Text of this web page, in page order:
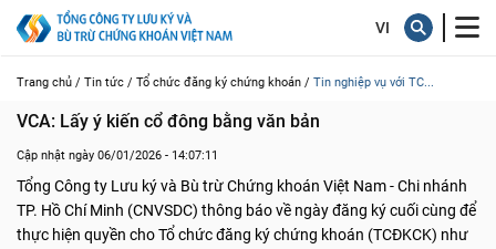
Trang chủ / Tin tức / Tổ chức đăng ký chứng khoán / Tin nghiệp vụ với TC...
VCA: Lấy ý kiến cổ đông bằng văn bản
Cập nhật ngày 06/01/2026 - 14:07:11
Tổng Công ty Lưu ký và Bù trừ Chứng khoán Việt Nam - Chi nhánh
TP. Hồ Chí Minh (CNVSDC) thông báo về ngày đăng ký cuối cùng để
thực hiện quyền cho Tổ chức đăng ký chứng khoán (TCĐKCK) như